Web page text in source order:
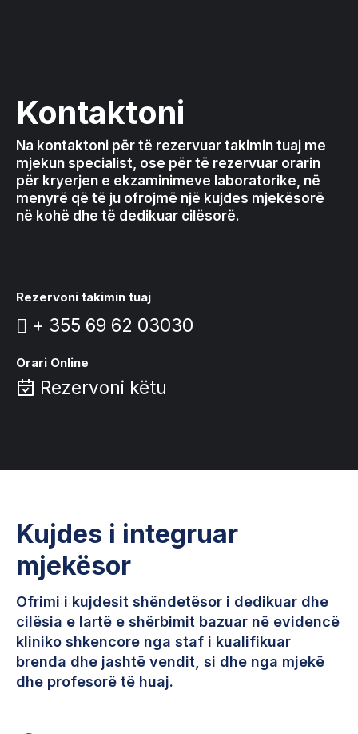
Kontaktoni
Na kontaktoni për të rezervuar takimin tuaj me
mjekun specialist, ose për të rezervuar orarin
për kryerjen e ekzaminimeve laboratorike, në
menyrë që të ju ofrojmë një kujdes mjekësorë
në kohë dhe të dedikuar cilësorë.
Rezervoni takimin tuaj
+ 355 69 62 03030
Orari Online
Rezervoni këtu
Kujdes i integruar
mjekësor
Ofrimi i kujdesit shëndetësor i dedikuar dhe
cilësia e lartë e shërbimit bazuar në evidencë
kliniko shkencore nga staf i kualifikuar
brenda dhe jashtë vendit, si dhe nga mjekë
dhe profesorë të huaj.